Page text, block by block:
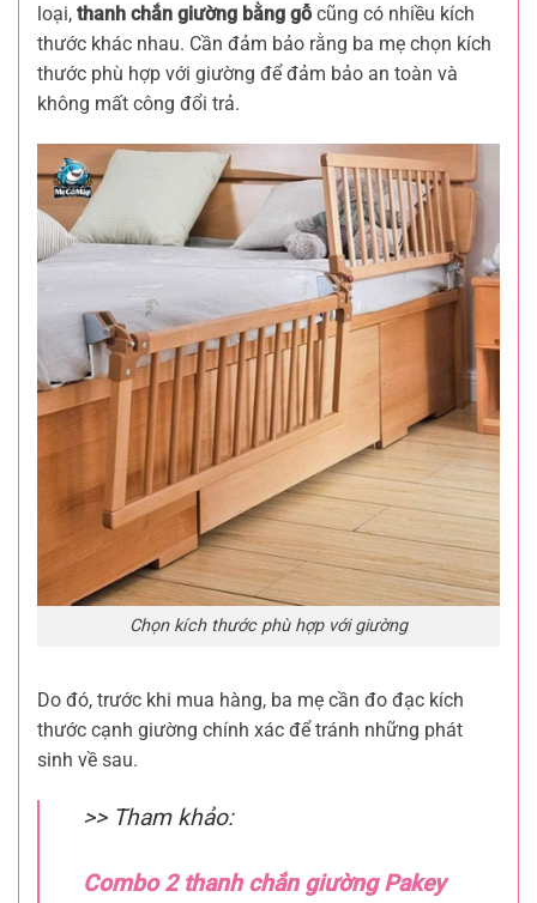
loại, thanh chắn giường bằng gỗ cũng có nhiều kích
thước khác nhau. Cần đảm bảo rằng ba mẹ chọn kích
thước phù hợp với giường để đảm bảo an toàn và
không mất công đổi trả.
Chọn kích thước phù hợp với giường
Do đó, trước khi mua hàng, ba mẹ cần đo đạc kích
thước cạnh giường chính xác để tránh những phát
sinh về sau.
>> Tham khảo:
Combo 2 thanh chắn giường Pakey